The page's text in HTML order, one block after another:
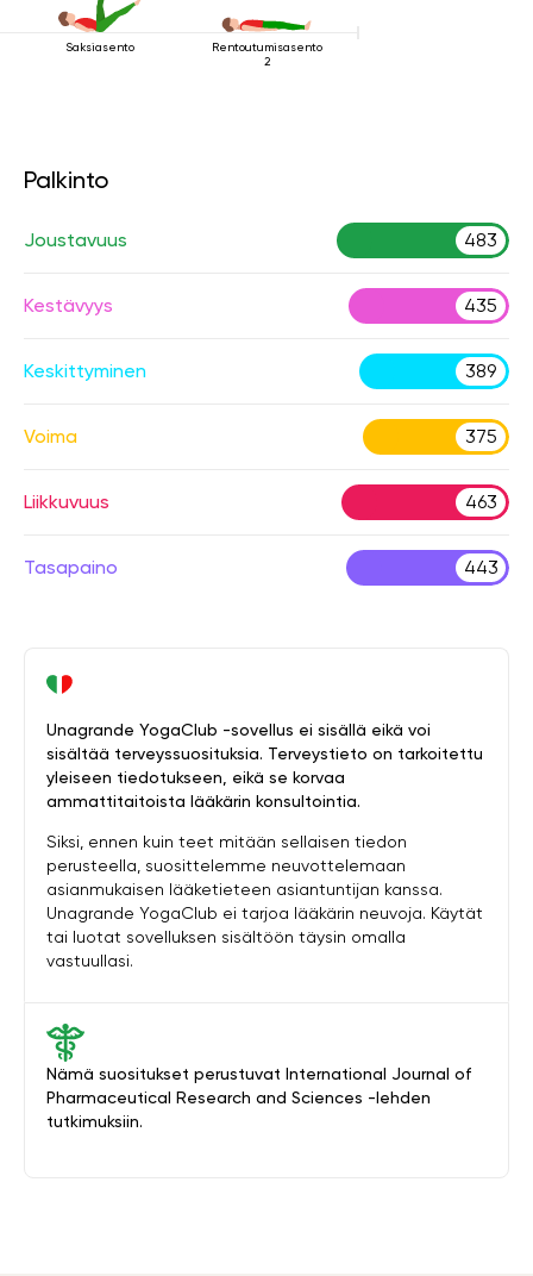
Saksiasento
Rentoutumisasento
2
Palkinto
Joustavuus 483
Kestävyys 435
Keskittyminen 389
Voima 375
Liikkuvuus 463
Tasapaino 443
Nämä suositukset perustuvat International Journal of
Pharmaceutical Research and Sciences -lehden
tutkimuksiin.
Unagrande YogaClub -sovellus ei sisällä eikä voi
sisältää terveyssuosituksia. Terveystieto on tarkoitettu
yleiseen tiedotukseen, eikä se korvaa
ammattitaitoista lääkärin konsultointia.
Siksi, ennen kuin teet mitään sellaisen tiedon
perusteella, suosittelemme neuvottelemaan
asianmukaisen lääketieteen asiantuntijan kanssa.
Unagrande YogaClub ei tarjoa lääkärin neuvoja. Käytät
tai luotat sovelluksen sisältöön täysin omalla
vastuullasi.